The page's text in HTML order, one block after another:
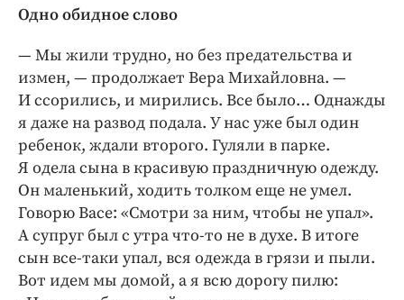
Одно обидное слово
— Мы жили трудно, но без предательства и
измен, — продолжает Вера Михайловна. —
И ссорились, и мирились. Все было… Однажды
я даже на развод подала. У нас уже был один
ребенок, ждали второго. Гуляли в парке.
Я одела сына в красивую праздничную одежду.
Он маленький, ходить толком еще не умел.
Говорю Васе: «Смотри за ним, чтобы не упал».
А супруг был с утра что-то не в духе. В итоге
сын все-таки упал, вся одежда в грязи и пыли.
Вот идем мы домой, а я всю дорогу пилю: